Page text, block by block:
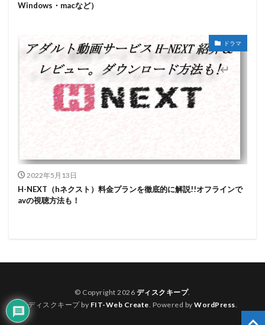
Windows・macなど）
ドラマ
2022年5月13日
H-NEXT（hネクスト）料金プランを徹底的に解説!!オフラインで
avの視聴方法も！
© Copyright 2026 ディスクキープ.
ディスクキープ by FIT-Web Create . Powered by WordPress